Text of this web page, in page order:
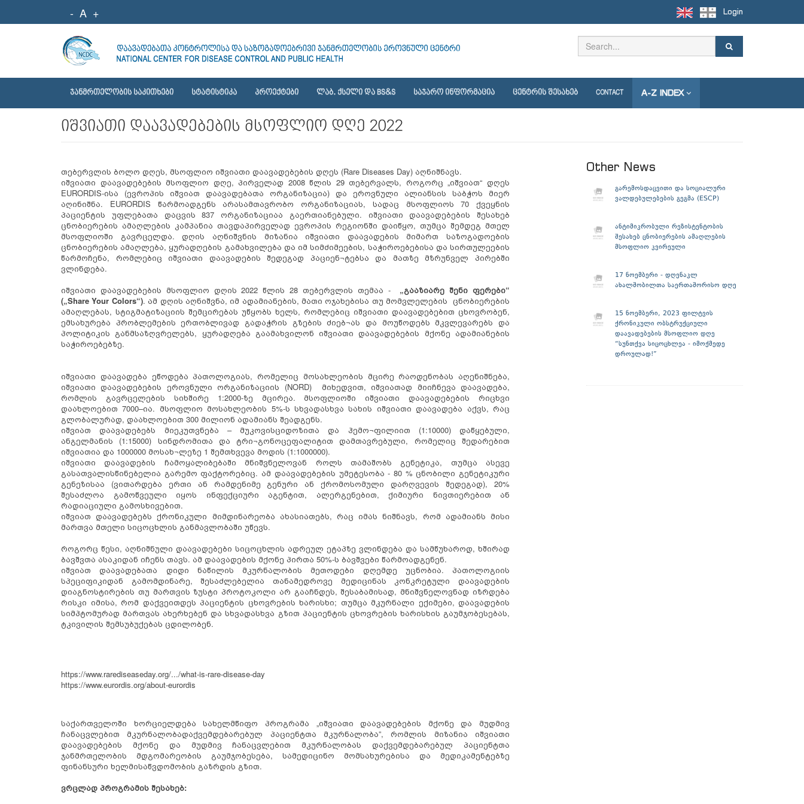
- A + Login
ᲯᲐᲜᲛᲠᲗᲔᲚᲝᲑᲘᲡ ᲡᲐᲙᲘᲗᲮᲔᲑᲘ ᲡᲢᲐᲢᲘᲡᲢᲘᲙᲐ ᲞᲠᲝᲔᲥᲢᲔᲑᲘ ᲚᲐᲑ. ᲥᲡᲔᲚᲘ ᲓᲐ BS&S ᲡᲐᲯᲐᲠᲝ ᲘᲜᲤᲝᲠᲛᲐᲪᲘᲐ ᲪᲔᲜᲢᲠᲘᲡ ᲨᲔᲡᲐᲮᲔᲑ CONTACT A-Z INDEX
იშვიათი დაავადებების მსოფლიო დღე 2022
თებერვლის ბოლო დღეს, მსოფლიო იშვიათი დაავადებების დღეს (Rare Diseases Day) აღნიშნავს.
იშვიათი დაავადებების მსოფლიო დღე, პირველად 2008 წლის 29 თებერვალს, როგორც „იშვიათ“ დღეს
EURORDIS-ისა (ევროპის იშვიათ დაავადებათა ორგანიზაცია) და ეროვნული ალიანსის საბჭოს მიერ
აღინიშნა. EURORDIS წარმოადგენს არასამთავრობო ორგანიზაციას, სადაც მსოფლიოს 70 ქვეყნის
პაციენტის უფლებათა დაცვის 837 ორგანიზაციაა გაერთიანებული. იშვიათი დაავადებების შესახებ
ცნობიერების ამაღლების კამპანია თავდაპირველად ევროპის რეგიონში დაიწყო, თუმცა შემდეგ მთელ
მსოფლიოში გავრცელდა. დღის აღნიშვნის მიზანია იშვიათი დაავადების მიმართ საზოგადოების
ცნობიერების ამაღლება, ყურადღების გამახვილება და იმ სიმძიმეების, საჭიროებებისა და სირთულეების
წარმოჩენა, რომლებიც იშვიათი დაავადების შედეგად პაციენ¬ტებსა და მათზე მზრუნველ პირებში
ვლინდება.
იშვიათი დაავადებების მსოფლიო დღის 2022 წლის 28 თებერვლის თემაა - „გააზიარე შენი ფერები“
(„Share Your Colors“). ამ დღის აღნიშვნა, იმ ადამიანების, მათი ოჯახებისა თუ მომვლელების ცნობიერების
ამაღლებას, სტიგმატიზაციის შემცირებას უწყობს ხელს, რომლებიც იშვიათი დაავადებებით ცხოვრობენ,
ემსახურება პრობლემების ერთობლივად გადაჭრის გზების ძიებ¬ას და მოუწოდებს მკვლევარებს და
პოლიტიკის განმსაზღვრელებს, ყურადღება გაამახვილონ იშვიათი დაავადებების მქონე ადამიანების
საჭიროებებზე.
იშვიათი დაავადება ეწოდება პათოლოგიას, რომელიც მოსახლეობის მცირე რაოდენობას აღენიშნება,
იშვიათი დაავადებების ეროვნული ორგანიზაციის (NORD) მიხედვით, იშვიათად მიიჩნევა დაავადება,
რომლის გავრცელების სიხშირე 1:2000-ზე მცირეა. მსოფლიოში იშვიათი დაავადებების რიცხვი
დაახლოებით 7000–ია. მსოფლიო მოსახლეობის 5%-ს სხვადასხვა სახის იშვიათი დაავადება აქვს, რაც
გლობალურად, დაახლოებით 300 მილიონ ადამიანს შეადგენს.
იშვიათ დაავადებებს მიეკუთვნება – მუკოვისციდოზითა და ჰემო¬ფილიით (1:10000) დაწყებული,
ანგელმანის (1:15000) სინდრომითა და ტრი¬გონოცეფალიტით დამთავრებული, რომელიც შედარებით
იშვიათია და 1000000 მოსახ¬ლეზე 1 შემთხვევა მოდის (1:1000000).
იშვიათი დაავადების ჩამოყალიბებაში მნიშვნელოვან როლს თამაშობს გენეტიკა, თუმცა ასევე
გასათვალისწინებელია გარემო ფაქტორებიც. ამ დაავადებების უმეტესობა - 80 % ცნობილი გენეტიკური
გენეზისაა (ვითარდება ერთი ან რამდენიმე გენური ან ქრომოსომული დარღვევის შედეგად), 20%
შესაძლოა გამოწვეული იყოს ინფექციური აგენტით, ალერგენებით, ქიმიური ნივთიერებით ან
რადიაციული გამოსხივებით.
იშვიათ დაავადებებს ქრონიკული მიმდინარეობა ახასიათებს, რაც იმას ნიშნავს, რომ ადამიანს მისი
მართვა მთელი სიცოცხლის განმავლობაში უწევს.
როგორც წესი, აღნიშნული დაავადებები სიცოცხლის ადრეულ ეტაპზე ვლინდება და სამწუხაროდ, ხშირად
ბავშვთა ასაკიდან იჩენს თავს. ამ დაავადების მქონე პირთა 50%-ს ბავშვები წარმოადგენენ.
იშვიათ დაავადებათა დიდი ნაწილის მკურნალობის მეთოდები დღემდე უცნობია. პათოლოგიის
სპეციფიკიდან გამომდინარე, შესაძლებელია თანამედროვე მედიცინას კონკრეტული დაავადების
დიაგნოსტირების თუ მართვის ზუსტი პროტოკოლი არ გააჩნდეს, შესაბამისად, მნიშვნელოვნად იზრდება
რისკი იმისა, რომ დაქვეითდეს პაციენტის ცხოვრების ხარისხი; თუმცა მკურნალი ექიმები, დაავადების
სიმპტომურად მართვას ახერხებენ და სხვადასხვა გზით პაციენტის ცხოვრების ხარისხის გაუმჯობესებას,
ტკივილის შემსუბუქებას ცდილობენ.
https://www.rarediseaseday.org/.../what-is-rare-disease-day
https://www.eurordis.org/about-eurordis
საქართველოში ხორციელდება სახელმწიფო პროგრამა „იშვიათი დაავადებების მქონე და მუდმივ
ჩანაცვლებით მკურნალობადაქვემდებარებულ პაციენტთა მკურნალობა”, რომლის მიზანია იშვიათი
დაავადებების მქონე და მუდმივ ჩანაცვლებით მკურნალობას დაქვემდებარებულ პაციენტთა
ჯანმრთელობის მდგომარეობის გაუმჯობესება, სამედიცინო მომსახურებისა და მედიკამენტებზე
ფინანსური ხელმისაწვდომობის გაზრდის გზით.
ვრცლად პროგრამის შესახებ:
Other News
გარემოსდაცვითი და სოციალური
ვალდებულებების გეგმა (ESCP)
ანტიმიკრობული რეზისტენტობის
შესახებ ცნობიერების ამაღლების
მსოფლიო კვირეული
17 ნოემბერი - დღენაკლ
ახალშობილთა საერთაშორისო დღე
15 ნოემბერი, 2023 ფილტვის
ქრონიკული ობსტრუქციული
დაავადებების მსოფლიო დღე
“სუნთქვა სიცოცხლეა - იმოქმედე
დროულად!”